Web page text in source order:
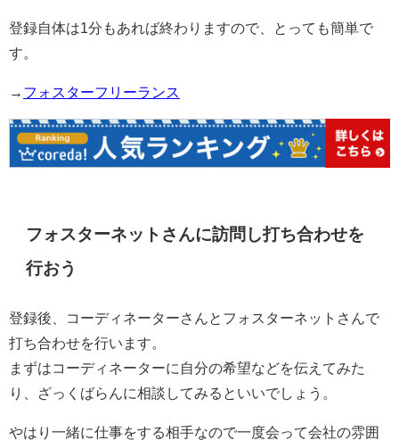
登録自体は1分もあれば終わりますので、とっても簡単で
す。
→ フォスターフリーランス
フォスターネットさんに訪問し打ち合わせを
行おう
登録後、コーディネーターさんとフォスターネットさんで
打ち合わせを行います。
まずはコーディネーターに自分の希望などを伝えてみた
り、ざっくばらんに相談してみるといいでしょう。
やはり一緒に仕事をする相手なので一度会って会社の雰囲